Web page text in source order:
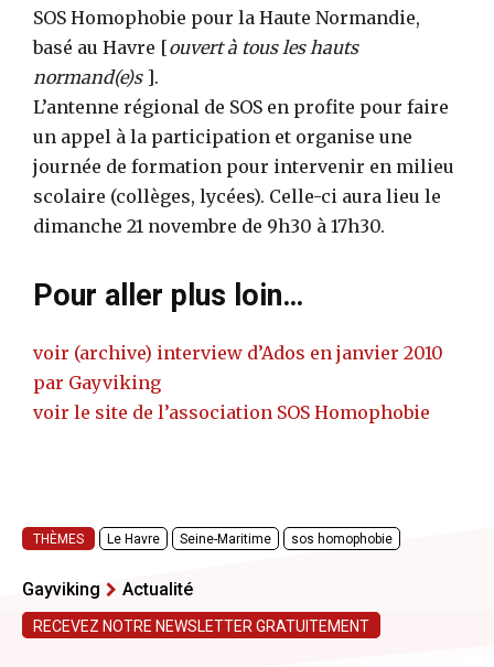
SOS Homophobie pour la Haute Normandie,
basé au Havre [ouvert à tous les hauts
normand(e)s ].
L’antenne régional de SOS en profite pour faire
un appel à la participation et organise une
journée de formation pour intervenir en milieu
scolaire (collèges, lycées). Celle-ci aura lieu le
dimanche 21 novembre de 9h30 à 17h30.
Pour aller plus loin…
voir (archive) interview d’Ados en janvier 2010
par Gayviking
voir le site de l’association SOS Homophobie
THÈMES Le Havre Seine-Maritime sos homophobie
Gayviking Actualité
RECEVEZ NOTRE NEWSLETTER GRATUITEMENT